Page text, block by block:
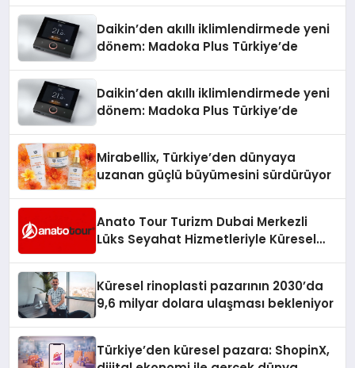
Daikin’den akıllı iklimlendirmede yeni
dönem: Madoka Plus Türkiye’de
Daikin’den akıllı iklimlendirmede yeni
dönem: Madoka Plus Türkiye’de
Mirabellix, Türkiye’den dünyaya
uzanan güçlü büyümesini sürdürüyor
Anato Tour Turizm Dubai Merkezli
Lüks Seyahat Hizmetleriyle Küresel
Küresel rinoplasti pazarının 2030’da
9,6 milyar dolara ulaşması bekleniyor
Türkiye’den küresel pazara: ShopinX,